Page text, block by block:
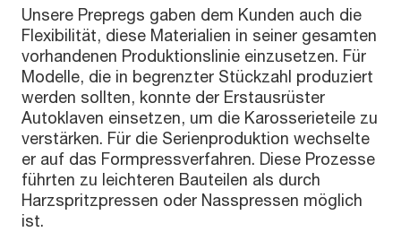
Unsere Prepregs gaben dem Kunden auch die
Flexibilität, diese Materialien in seiner gesamten
vorhandenen Produktionslinie einzusetzen. Für
Modelle, die in begrenzter Stückzahl produziert
werden sollten, konnte der Erstausrüster
Autoklaven einsetzen, um die Karosserieteile zu
verstärken. Für die Serienproduktion wechselte
er auf das Formpressverfahren. Diese Prozesse
führten zu leichteren Bauteilen als durch
Harzspritzpressen oder Nasspressen möglich
ist.